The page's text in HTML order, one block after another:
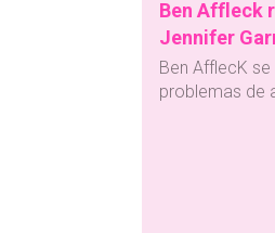
Ben Affleck
Jennifer
Ben AfflecK
problemas de